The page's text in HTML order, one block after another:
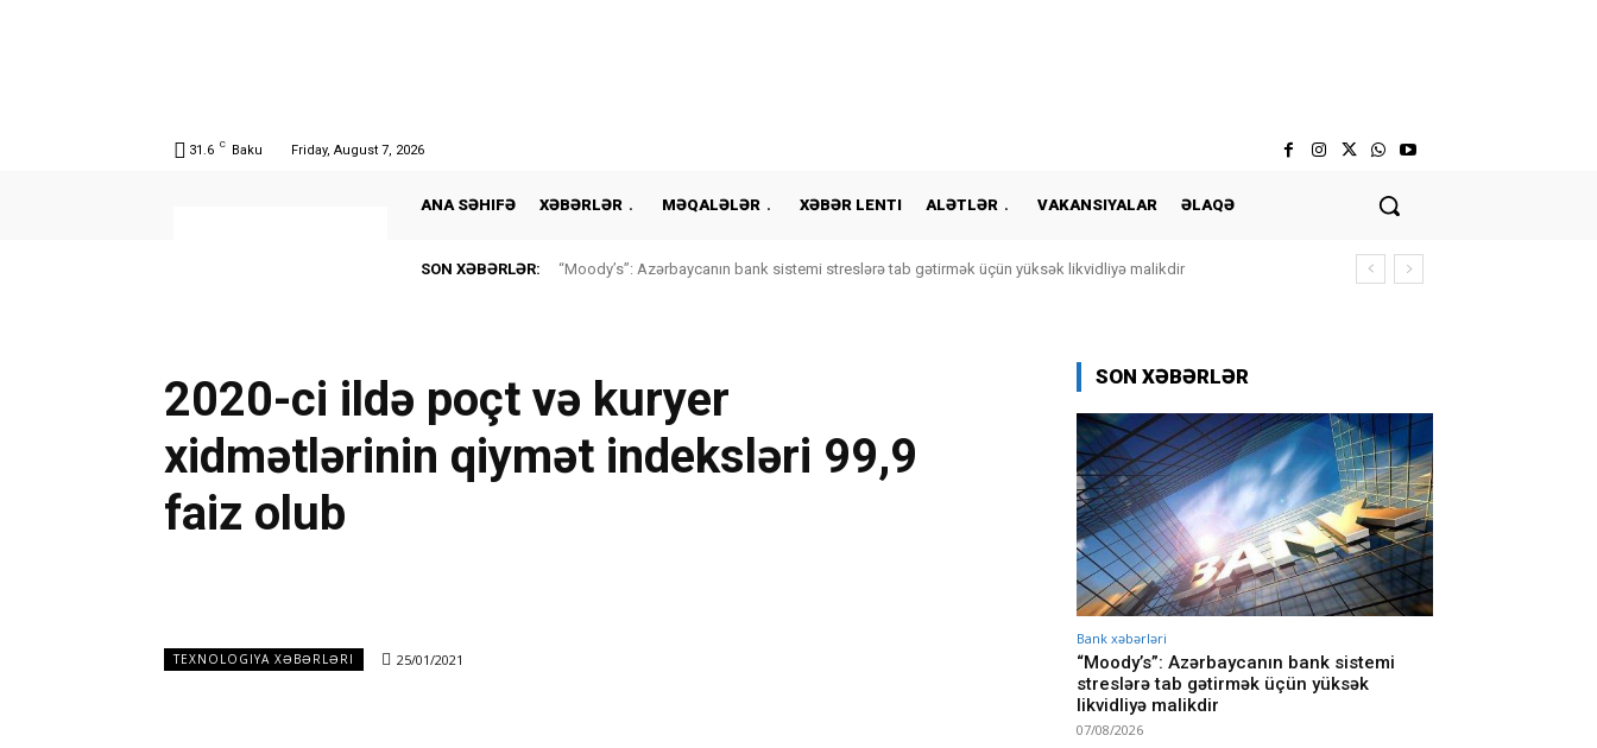
31.6 C Baku Friday, August 7, 2026
ANA SƏHIFƏ XƏBƏRLƏR MƏQALƏLƏR XƏBƏR LENTI ALƏTLƏR VAKANSIYALAR ƏLAQƏ
SON XƏBƏRLƏR: “Moody’s”: Azərbaycanın bank sistemi streslərə tab gətirmək üçün yüksək likvidliyə malikdir
2020-ci ildə poçt və kuryer
xidmətlərinin qiymət indeksləri 99,9
faiz olub
TEXNOLOGIYA XƏBƏRLƏRI 25/01/2021
SON XƏBƏRLƏR
Bank xəbərləri
“Moody’s”: Azərbaycanın bank sistemi
streslərə tab gətirmək üçün yüksək
likvidliyə malikdir
07/08/2026